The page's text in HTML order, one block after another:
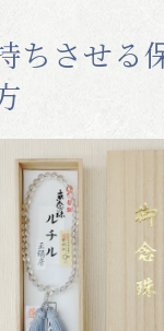
ちさせる